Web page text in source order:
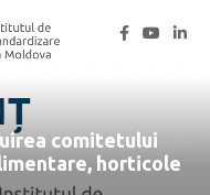
comitetului
horticole